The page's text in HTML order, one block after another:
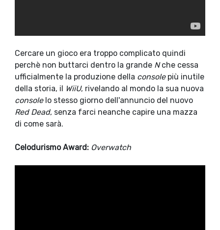
Cercare un gioco era troppo complicato quindi
perchè non buttarci dentro la grande Nche cessa
ufficialmente la produzione della consolepiù inutile
della storia, il
WiiU, rivelando al mondo la sua nuova
console lo stesso giorno dell'annuncio del nuovo
Red Dead, senza farci neanche capire una mazza
di come sarà.
Celodurismo Award: Overwatch